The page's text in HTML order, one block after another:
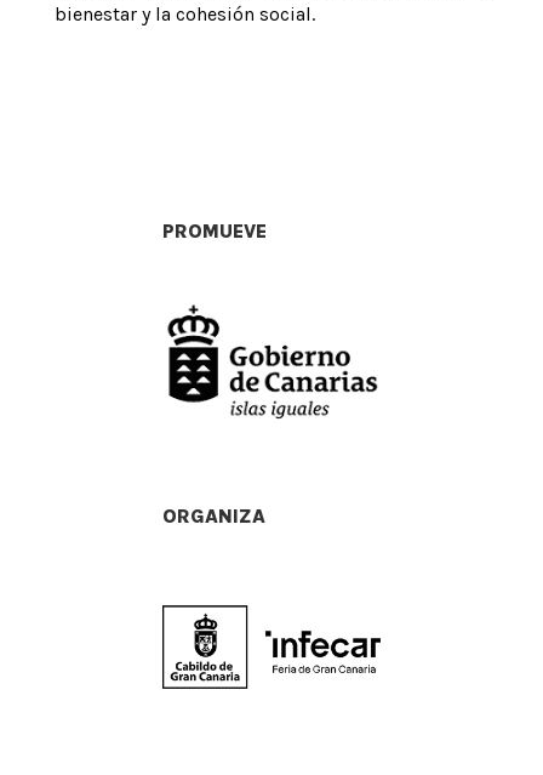
bienestar y la cohesión social.
PROMUEVE
ORGANIZA